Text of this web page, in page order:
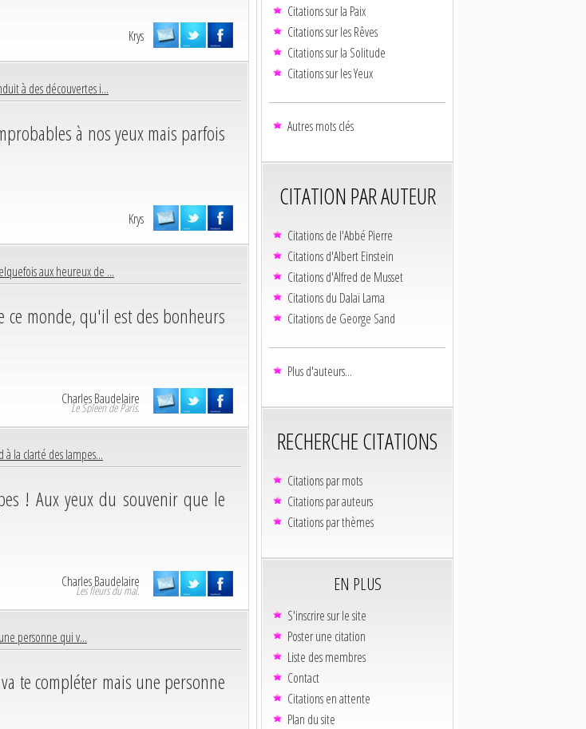
Krys
à des découvertes i...
à nos yeux mais parfois
Krys
aux heureux de ...
monde, qu'il est des bonheurs
Charles Baudelaire
Le Spleen de Paris.
la clarté des lampes...
! Aux yeux du souvenir que le
Charles Baudelaire
Les fleurs du mal.
personne qui v...
te compléter mais une personne
Citations sur la Paix
Citations sur les Rêves
Citations sur la Solitude
Citations sur les Yeux
Autres mots clés
CITATION PAR AUTEUR
Citations de l'Abbé Pierre
Citations d'Albert Einstein
Citations d'Alfred de Musset
Citations du Dalaï Lama
Citations de George Sand
Plus d'auteurs...
RECHERCHE CITATIONS
Citations par mots
Citations par auteurs
Citations par thèmes
EN PLUS
S'inscrire sur le site
Poster une citation
Liste des membres
Contact
Citations en attente
Plan du site